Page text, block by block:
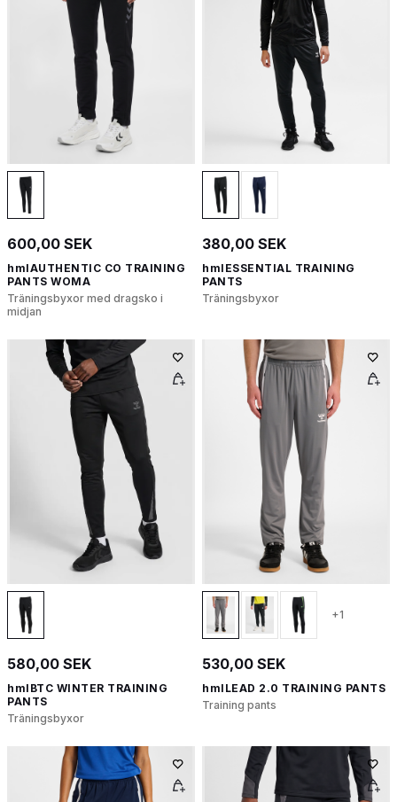
600,00 SEK
hmlAUTHENTIC CO TRAINING
PANTS WOMA
Träningsbyxor med dragsko i
midjan
380,00 SEK
hmlESSENTIAL TRAINING
PANTS
Träningsbyxor
580,00 SEK
hmlBTC WINTER TRAINING
PANTS
Träningsbyxor
+1
530,00 SEK
hmlLEAD 2.0 TRAINING PANTS
Training pants